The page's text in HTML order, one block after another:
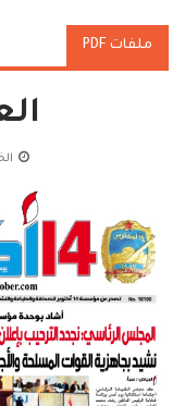
ملفات PDF